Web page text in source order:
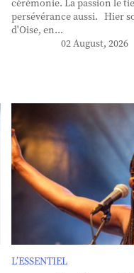
cérémonie. La passion le
persévérance aussi. Hier
d'Oise, en...
02 August, 2026
L’ESSENTIEL